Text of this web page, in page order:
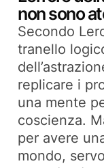
non sono
Secondo
tranello
replicare i
una mente
coscienza.
per avere
mondo,